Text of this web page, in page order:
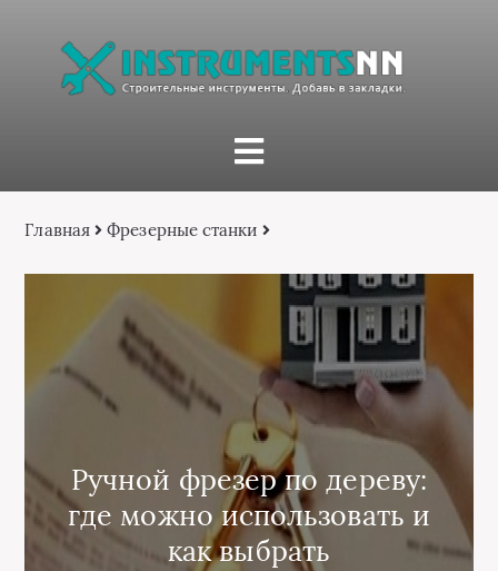
Главная Фрезерные станки
Ручной фрезер по дереву:
где можно использовать и
как выбрать